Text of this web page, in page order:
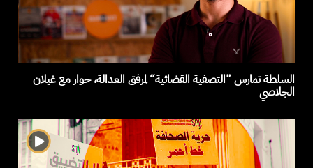
السلطة تمارس ”التصفية القضائية“ لمرفق العدالة، حوار مع غيلان
الجلاصي